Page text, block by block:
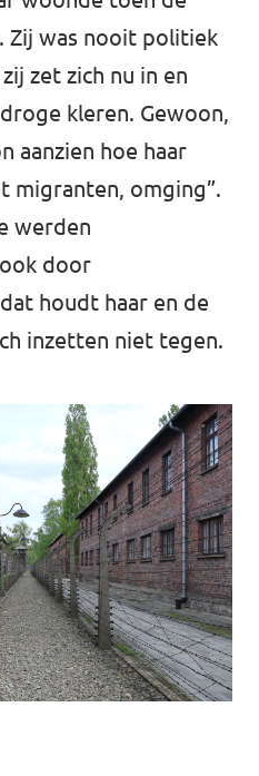
Zij was nooit politiek
zet zich nu in en
kleren. Gewoon,
aanzien hoe haar
migranten, omging”.
werden
door
houdt haar en de
inzetten niet tegen.